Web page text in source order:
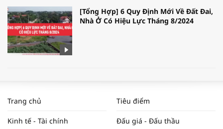
[Tổng Hợp] 6 Quy Định Mới Về Đất Đai,
Nhà Ở Có Hiệu Lực Tháng 8/2024
NAM NĂM 2024 VÀ NĂM 2025 | NHỊP
ĐẬP THỊ TRƯỜNG #62
Trang chủ Tiêu điểm
Kinh tế - Tài chính Đấu giá - Đấu thầu